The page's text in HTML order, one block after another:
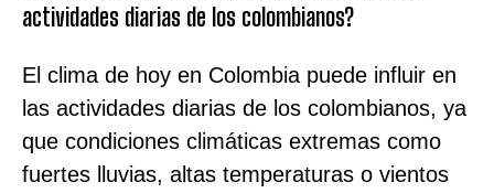
actividades diarias de los colombianos?
El clima de hoy en Colombia puede influir en
las actividades diarias de los colombianos, ya
que condiciones climáticas extremas como
fuertes lluvias, altas temperaturas o vientos